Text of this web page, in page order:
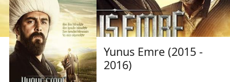
Yunus Emre (2015 -
2016)